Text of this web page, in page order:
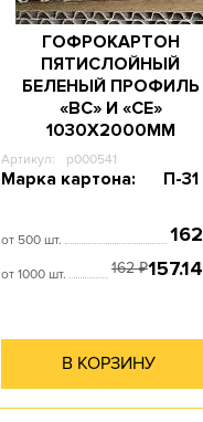
ГОФРОКАРТОН
ПЯТИСЛОЙНЫЙ
БЕЛЕНЫЙ ПРОФИЛЬ
«ВС» И «СЕ»
1030Х2000ММ
Артикул: p000541
Марка картона: П-31
от 500 шт. 162
от 1000 шт. 162₽157.14
В КОРЗИНУ